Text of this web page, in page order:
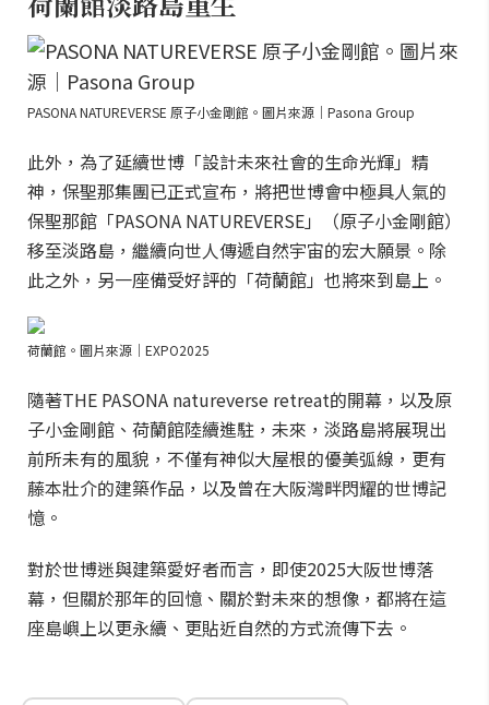
PASONA NATUREVERSE 原子小金剛館。圖片來源｜Pasona Group
此外，為了延續世博「設計未來社會的生命光輝」精
神，保聖那集團已正式宣布，將把世博會中極具人氣的
保聖那館「PASONA NATUREVERSE」（原子小金剛館）
移至淡路島，繼續向世人傳遞自然宇宙的宏大願景。除
此之外，另一座備受好評的「荷蘭館」也將來到島上。
荷蘭館。圖片來源｜EXPO2025
隨著THE PASONA natureverse retreat的開幕，以及原
子小金剛館、荷蘭館陸續進駐，未來，淡路島將展現出
前所未有的風貌，不僅有神似大屋根的優美弧線，更有
藤本壯介的建築作品，以及曾在大阪灣畔閃耀的世博記
憶。
對於世博迷與建築愛好者而言，即使2025大阪世博落
幕，但關於那年的回憶、關於對未來的想像，都將在這
座島嶼上以更永續、更貼近自然的方式流傳下去。